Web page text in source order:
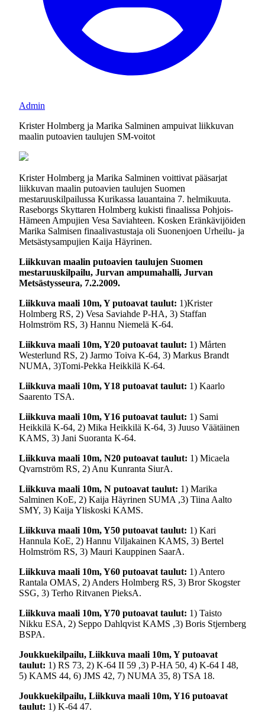
Admin
Krister Holmberg ja Marika Salminen ampuivat liikkuvan
maalin putoavien taulujen SM-voitot
Krister Holmberg ja Marika Salminen voittivat pääsarjat
liikkuvan maalin putoavien taulujen Suomen
mestaruuskilpailussa Kurikassa lauantaina 7. helmikuuta.
Raseborgs Skyttaren Holmberg kukisti finaalissa Pohjois-
Hämeen Ampujien Vesa Saviahteen. Kosken Eränkävijöiden
Marika Salmisen finaalivastustaja oli Suonenjoen Urheilu- ja
Metsästysampujien Kaija Häyrinen.
Liikkuvan maalin putoavien taulujen Suomen
mestaruuskilpailu, Jurvan ampumahalli, Jurvan
Metsästysseura, 7.2.2009.
Liikkuva maali 10m, Y putoavat taulut: 1)Krister
Holmberg RS, 2) Vesa Saviahde P-HA, 3) Staffan
Holmström RS, 3) Hannu Niemelä K-64.
Liikkuva maali 10m, Y20 putoavat taulut: 1) Mårten
Westerlund RS, 2) Jarmo Toiva K-64, 3) Markus Brandt
NUMA, 3)Tomi-Pekka Heikkilä K-64.
Liikkuva maali 10m, Y18 putoavat taulut: 1) Kaarlo
Saarento TSA.
Liikkuva maali 10m, Y16 putoavat taulut: 1) Sami
Heikkilä K-64, 2) Mika Heikkilä K-64, 3) Juuso Väätäinen
KAMS, 3) Jani Suoranta K-64.
Liikkuva maali 10m, N20 putoavat taulut: 1) Micaela
Qvarnström RS, 2) Anu Kunranta SiurA.
Liikkuva maali 10m, N putoavat taulut: 1) Marika
Salminen KoE, 2) Kaija Häyrinen SUMA ,3) Tiina Aalto
SMY, 3) Kaija Yliskoski KAMS.
Liikkuva maali 10m, Y50 putoavat taulut: 1) Kari
Hannula KoE, 2) Hannu Viljakainen KAMS, 3) Bertel
Holmström RS, 3) Mauri Kauppinen SaarA.
Liikkuva maali 10m, Y60 putoavat taulut: 1) Antero
Rantala OMAS, 2) Anders Holmberg RS, 3) Bror Skogster
SSG, 3) Terho Ritvanen PieksA.
Liikkuva maali 10m, Y70 putoavat taulut: 1) Taisto
Nikku ESA, 2) Seppo Dahlqvist KAMS ,3) Boris Stjernberg
BSPA.
Joukkuekilpailu, Liikkuva maali 10m, Y putoavat
taulut: 1) RS 73, 2) K-64 II 59 ,3) P-HA 50, 4) K-64 I 48,
5) KAMS 44, 6) JMS 42, 7) NUMA 35, 8) TSA 18.
Joukkuekilpailu, Liikkuva maali 10m, Y16 putoavat
taulut: 1) K-64 47.